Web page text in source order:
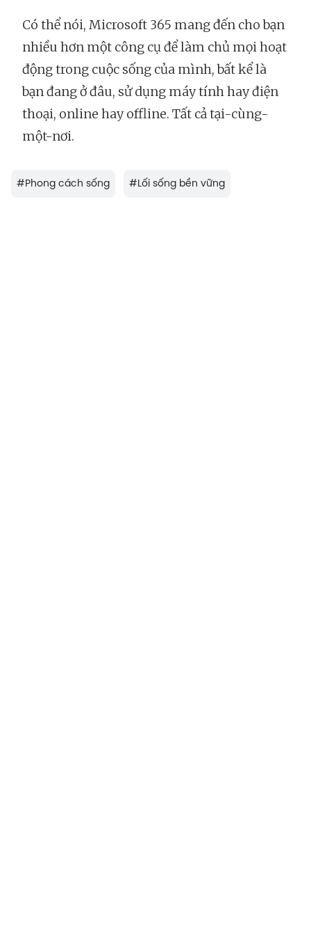
Có thể nói, Microsoft 365 mang đến cho bạn
nhiều hơn một công cụ để làm chủ mọi hoạt
động trong cuộc sống của mình, bất kể là
bạn đang ở đâu, sử dụng máy tính hay điện
thoại, online hay offline. Tất cả tại-cùng-
một-nơi.
#Phong cách sống #Lối sống bền vững